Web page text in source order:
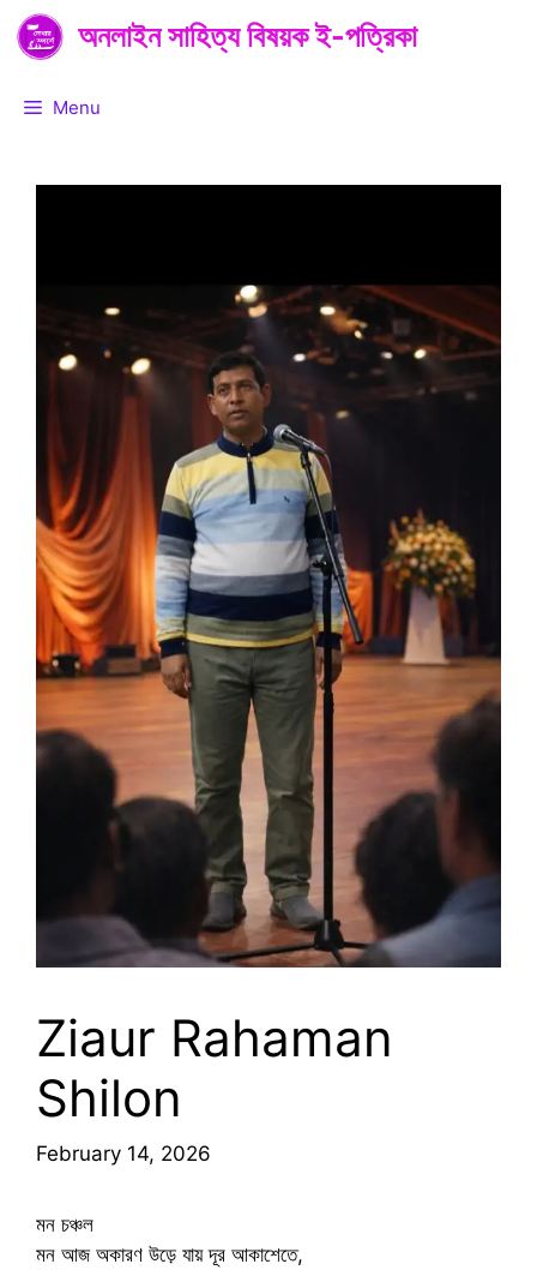
Skip
to
অনলাইন সাহিত্য বিষয়ক ই-পত্রিকা
Menu
Ziaur Rahaman
Shilon
February 14, 2026
মন চঞ্চল
মন আজ অকারণ উড়ে যায় দূর আকাশেতে,